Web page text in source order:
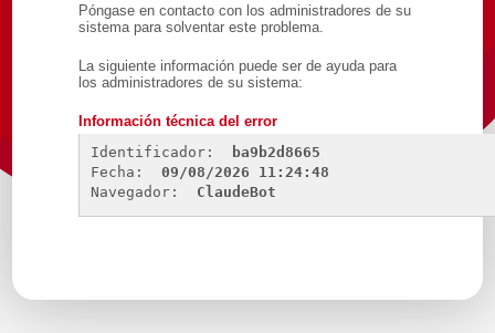
Póngase en contacto con los administradores de su
sistema para solventar este problema.
La siguiente información puede ser de ayuda para
los administradores de su sistema:
Información técnica del error
Identificador:
ba9b2d8665
Fecha:
09/08/2026 11:24:48
Navegador:
ClaudeBot